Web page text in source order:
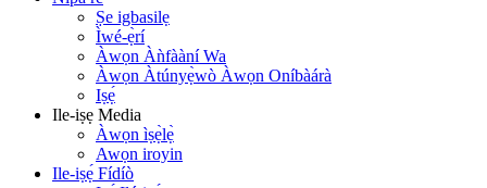
Ṣe igbasilẹ
Ìwé-ẹ̀rí
Àwọn Àǹfààní Wa
Àwọn Àtúnyẹ̀wò Àwọn Oníbàárà
Iṣẹ́
Ile-iṣẹ Media
Àwọn ìṣẹ̀lẹ̀
Awọn iroyin
Ile-iṣẹ́ Fídíò